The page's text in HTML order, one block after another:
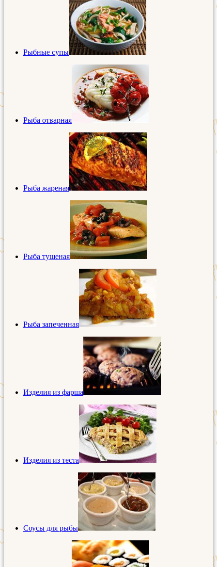
Рыбные супы
Рыба отварная
Рыба жареная
Рыба тушеная
Рыба запеченная
Изделия из фарша
Изделия из теста
Соусы для рыбы